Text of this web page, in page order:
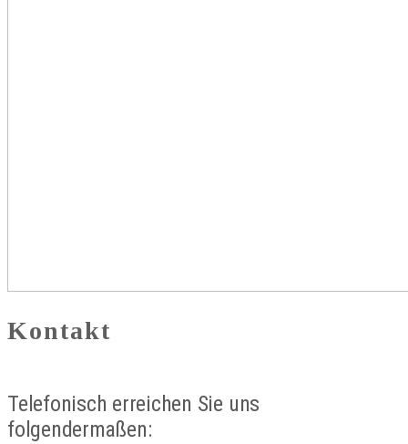
Kontakt
Telefonisch erreichen Sie uns
folgendermaßen: